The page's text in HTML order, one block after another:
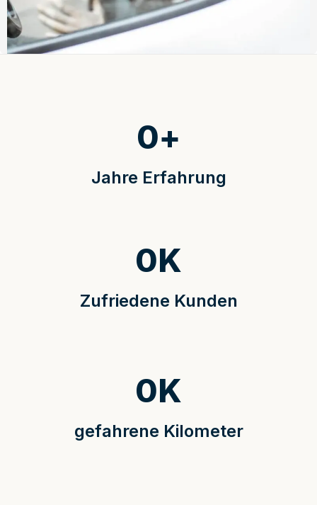
Jahre Erfahrung
0+
Zufriedene Kunden
0K
gefahrene Kilometer
0K